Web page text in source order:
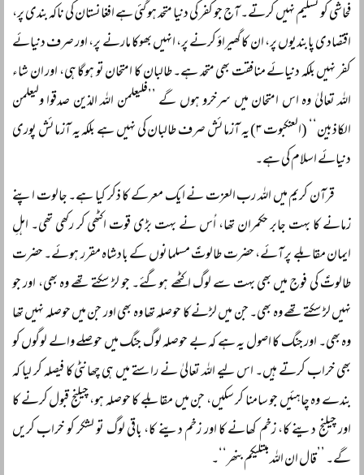
فحاشی کو تسلیم نہیں کرتے۔ آج جو کفر کی دنیا متحد ہو گئی ہے افغانستان کی ناکہ بندی پر،
اقتصادی پابندیوں پر، ان کا گھیراؤ کرنے پر، انہیں بھوکا مارنے پر، اور صرف دنیائے
کفر نہیں بلکہ دنیائے منافقت بھی متحد ہے۔ طالبان کا امتحان تو ہوگا ہی، اور ان شاء
اللہ تعالیٰ وہ اس امتحان میں سرخرو ہوں گے ’’فلیعلمن اللہ الذین صدقوا ولیعلمن
الکاذبین‘‘ (العنکبوت ۳) یہ آزمائش صرف طالبان کی نہیں ہے بلکہ یہ آزمائش پوری
دنیائے اسلام کی ہے۔
قرآن کریم میں اللہ رب العزت نے ایک معرکے کا ذکر کیا ہے۔ جالوت اپنے
زمانے کا بہت جابر حکمران تھا، اُس نے بہت بڑی قوت اکٹھی کر رکھی تھی۔ اہلِ
ایمان مقابلے پر آئے، حضرت طالوتؑ مسلمانوں کے بادشاہ مقرر ہوئے۔ حضرت
طالوتؑ کی فوج میں بھی بہت سے لوگ اکٹھے ہوگئے۔ جو لڑ سکتے تھے وہ بھی، اور جو
نہیں لڑ سکتے تھے وہ بھی۔ جن میں لڑنے کا حوصلہ تھا وہ بھی اور جن میں حوصلہ نہیں تھا
وہ بھی۔ اور جنگ کا اصول یہ ہے کہ بے حوصلہ لوگ جنگ میں حوصلے والے لوگوں کو
بھی خراب کرتے ہیں۔ اس لیے اللہ تعالیٰ نے راستے میں ہی چھانٹی کا فیصلہ کر لیا کہ
بندے وہ چاہئیں جو سامنا کر سکیں، جن میں مقابلے کا حوصلہ ہو، چیلنج قبول کرنے کا
اور چیلنج دینے کا، زخم کھانے کا اور زخم دینے کا، باقی لوگ تو لشکر کو خراب کریں
گے۔ ’’قال ان اللہ مبتلیکم بنھر‘‘۔